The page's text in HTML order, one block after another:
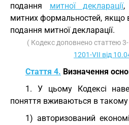
подання митної декларації,
митних формальностей, якщо
подання митної декларації.
( Кодекс доповнено статтею 3-
1201-VII від
Стаття 4. Визначення
1. У цьому Кодексі
поняття вживаються в такому
1) авторизований